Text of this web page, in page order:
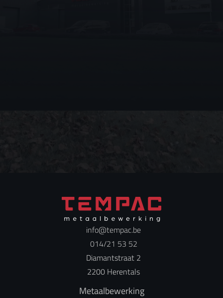
info@tempac.be
014/21 53 52
Diamantstraat 2
2200 Herentals
Metaalbewerking